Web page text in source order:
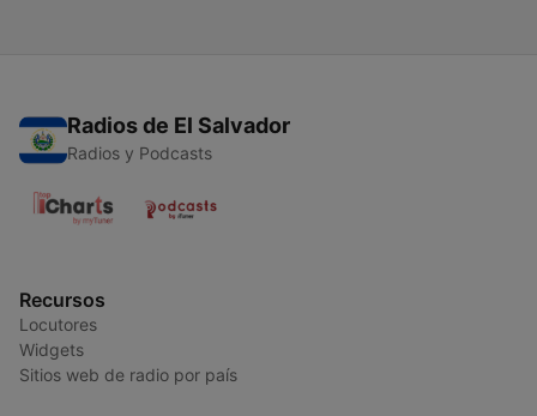
Radios de El Salvador
Radios y Podcasts
Recursos
Locutores
Widgets
Sitios web de radio por país